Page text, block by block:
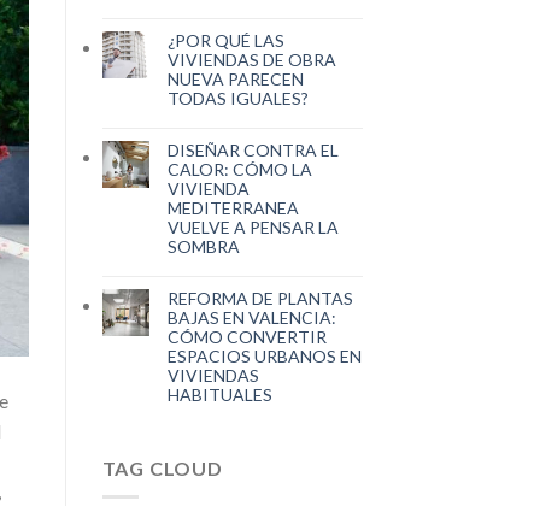
¿POR QUÉ LAS
VIVIENDAS DE OBRA
NUEVA PARECEN
TODAS IGUALES?
DISEÑAR CONTRA EL
CALOR: CÓMO LA
VIVIENDA
MEDITERRANEA
VUELVE A PENSAR LA
SOMBRA
REFORMA DE PLANTAS
BAJAS EN VALENCIA:
CÓMO CONVERTIR
ESPACIOS URBANOS EN
VIVIENDAS
HABITUALES
TAG CLOUD